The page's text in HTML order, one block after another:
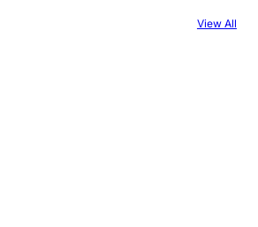
View All